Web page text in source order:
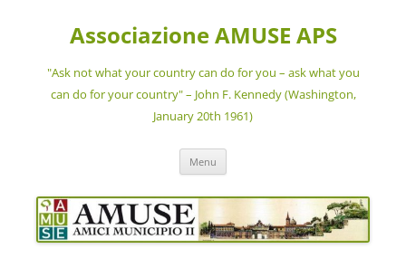
Associazione AMUSE APS
"Ask not what your country can do for you – ask what you
can do for your country" – John F. Kennedy (Washington,
January 20th 1961)
Menu